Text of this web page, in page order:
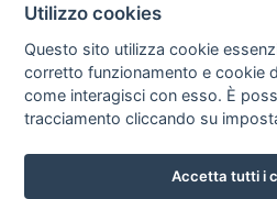
Iscriviti Archivio
Utilizzo cookies
Questo sito utilizza cookie
corretto funzionamento e cookie
come interagisci con esso. È
tracciamento cliccando su
Accetta tutti i